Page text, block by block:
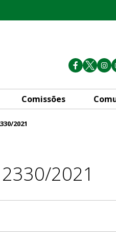
Comissões
2021
2330/2021